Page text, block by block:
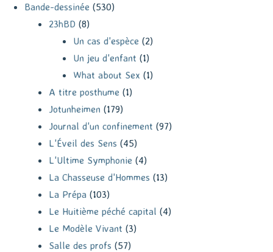
Bande-dessinée (530)
23hBD (8)
Un cas d'espèce (2)
Un jeu d'enfant (1)
What about Sex (1)
A titre posthume (1)
Jotunheimen (179)
Journal d'un confinement (97)
L'Éveil des Sens (45)
L'Ultime Symphonie (4)
La Chasseuse d'Hommes (13)
La Prépa (103)
Le Huitième péché capital (4)
Le Modèle Vivant (3)
Salle des profs (57)